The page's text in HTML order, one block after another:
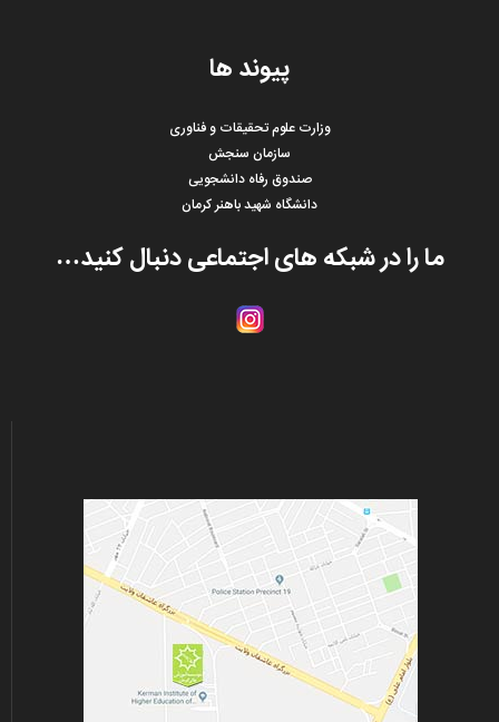
پیوند ها
وزارت علوم تحقیقات و فناوری
سازمان سنجش
صندوق رفاه دانشجویی
دانشگاه شهید باهنر کرمان
ما را در شبکه های اجتماعی دنبال کنید…